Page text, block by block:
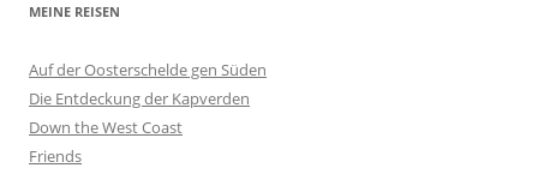
MEINE REISEN
Auf der Oosterschelde gen Süden
Die Entdeckung der Kapverden
Down the West Coast
Friends